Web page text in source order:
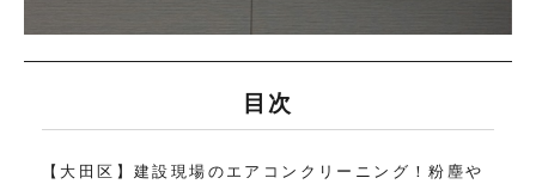
目次
【大田区】建設現場のエアコンクリーニング！粉塵や